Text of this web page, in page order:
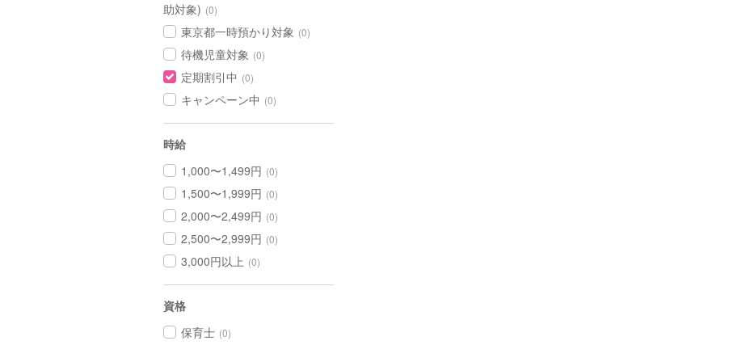
助対象) (0)
東京都一時預かり対象 (0)
待機児童対象 (0)
定期割引中 (0)
キャンペーン中 (0)
時給
1,000〜1,499円 (0)
1,500〜1,999円 (0)
2,000〜2,499円 (0)
2,500〜2,999円 (0)
3,000円以上 (0)
資格
保育士 (0)